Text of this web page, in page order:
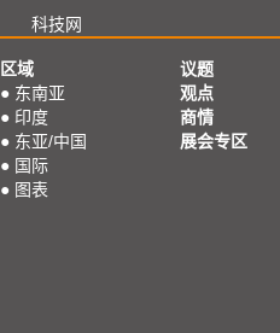
科技网
区域
● 东南亚
● 印度
● 东亚/中国
● 国际
● 图表
议题
观点
商情
展会专区